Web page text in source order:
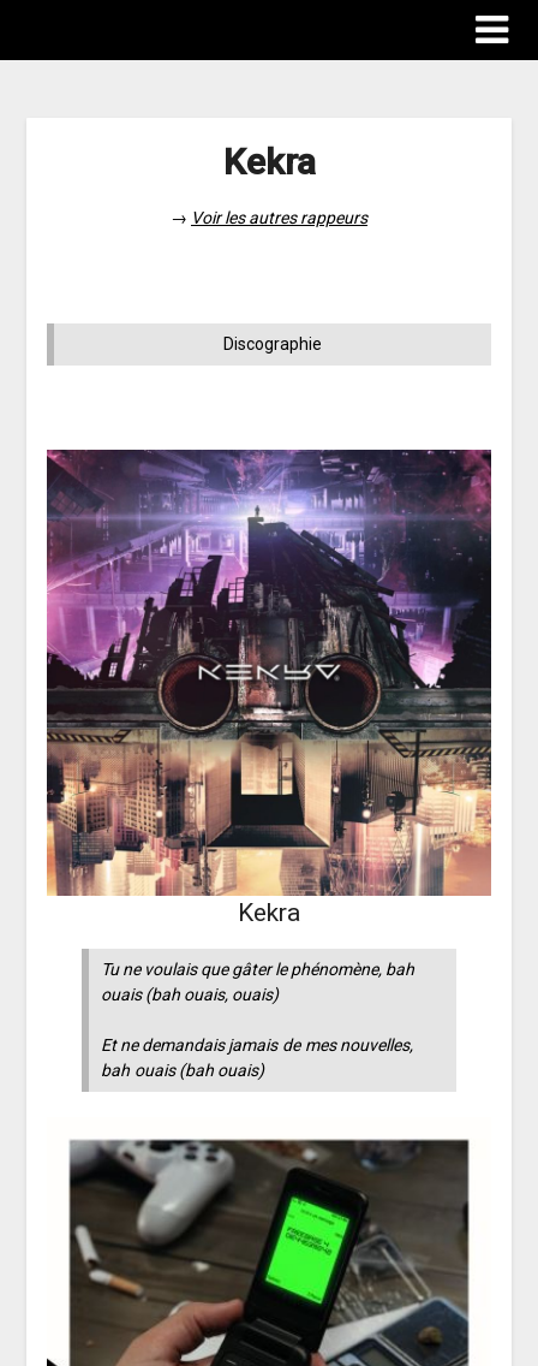
Kekra
→ Voir les autres rappeurs
Discographie
Kekra
Tu ne voulais que gâter le phénomène, bah
ouais (bah ouais, ouais)
Et ne demandais jamais de mes nouvelles,
bah ouais (bah ouais)